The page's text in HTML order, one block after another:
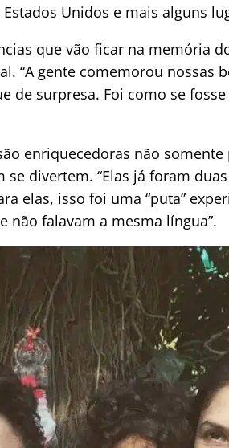
Unidos e mais alguns
que vão ficar na memória
“A gente comemorou nossas
de surpresa. Foi como se
enriquecedoras não
se divertem. “Elas já foram
elas, isso foi uma “puta”
não falavam a mesma língua”.